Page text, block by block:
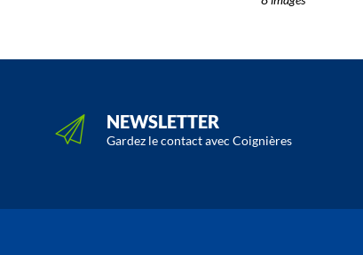
NEWSLETTER
Gardez le contact avec Coignières